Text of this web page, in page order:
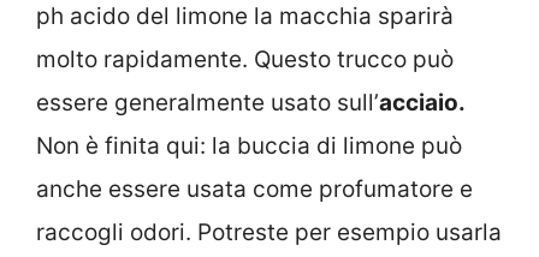
ph acido del limone la macchia sparirà
molto rapidamente. Questo trucco può
essere generalmente usato sull’acciaio.
Non è finita qui: la buccia di limone può
anche essere usata come profumatore e
raccogli odori. Potreste per esempio usarla